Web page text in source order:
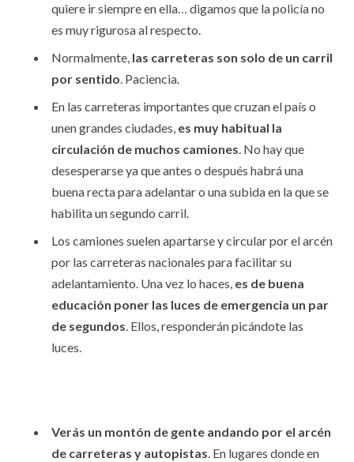
quiere ir siempre en ella… digamos que la policía no
es muy rigurosa al respecto.
Normalmente, las carreteras son solo de un carril
por sentido. Paciencia.
En las carreteras importantes que cruzan el país o
unen grandes ciudades, es muy habitual la
circulación de muchos camiones. No hay que
desesperarse ya que antes o después habrá una
buena recta para adelantar o una subida en la que se
habilita un segundo carril.
Los camiones suelen apartarse y circular por el arcén
por las carreteras nacionales para facilitar su
adelantamiento. Una vez lo haces, es de buena
educación poner las luces de emergencia un par
de segundos. Ellos, responderán picándote las
luces.
Verás un montón de gente andando por el arcén
de carreteras y autopistas. En lugares donde en